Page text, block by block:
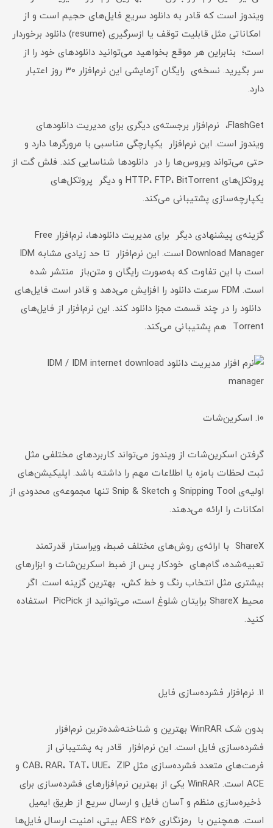
ویندوز است که قادر به دانلود سریع فایل‌های حجیم است و از
امکاناتی مثل قابلیت توقف یا ازسرگیری (resume) دانلود برخوردار
است؛ بنابراین هر موقع بخواهید می‌توانید دانلودهای خود را از
سر بگیرید. نسخه‌ی رایگان آزمایشی این نرم‌افزار ۳۰ روز اعتبار
دارد.
FlashGet، نرم‌افزار برجسته‌ی دیگری برای مدیریت دانلودهای
ویندوز است. این نرم‌افزار یکپارچگی مناسبی با مرورگرها دارد و
حتی می‌تواند ویروس‌‌ها را در دانلودها شناسایی کند. فلش گت از
پروتکل‌های HTTP، FTP، BitTorrent و دیگر پروتکل‌های
یکپارچه‌سازی پشتیبانی می‌کند.
گزینه‌ی پیشنهادی دیگر برای مدیریت دانلودها، نرم‌افزار Free
Download Manager است. این نرم‌افزار تا حد زیادی مشابه IDM
است با این تفاوت که به‌صورت رایگان و متن‌باز منتشر شده
است. FDM سرعت دانلود را افزایش می‌دهد و قادر است فایل‌های
دانلود را در چند قسمت مجزا دانلود کند. این نرم‌افزار از فایل‌های
Torrent هم پشتیبانی می‌کند.
۱۰. اسکرین‌شات
گرفتن اسکرین‌شات از ویندوز می‌تواند کاربردهای مختلفی مثل
ثبت لحظات بامزه یا اطلاعات مهم را داشته باشد. اپلیکیشن‌های
اولیه‌ی Snipping Tool و Snip & Sketch تنها مجموعه‌ی محدودی از
امکانات را ارائه می‌دهند.
ShareX با ارائه‌ی روش‌های مختلف ضبط، ویراستار قدرتمند
تعبیه‌شده، گام‌های خودکار پس از ضبط اسکرین‌شات و ابزارهای
بیشتری مثل انتخاب رنگ و خط کش، بهترین گزینه است. اگر
محیط ShareX برایتان شلوغ است، می‌توانید از PicPick استفاده
کنید.
۱۱. نرم‌افزار فشرده‌سازی فایل
بدون شک WinRAR بهترین و شناخته‌شده‌ترین نرم‌افزار
فشرده‌سازی فایل است. این نرم‌افزار قادر به پشتیبانی از
فرمت‌های متعدد فشرده‌سازی مثل CAB، RAR، TAT، UUE، ZIP و
ACE است. WinRAR یکی از بهترین نرم‌افزارهای فشرده‌سازی برای
ذخیره‌سازی منظم و آسان فایل و ارسال سریع از طریق ایمیل
است. همچنین با رمزنگاری AES ۲۵۶ بیتی، امنیت ارسال فایل‌ها